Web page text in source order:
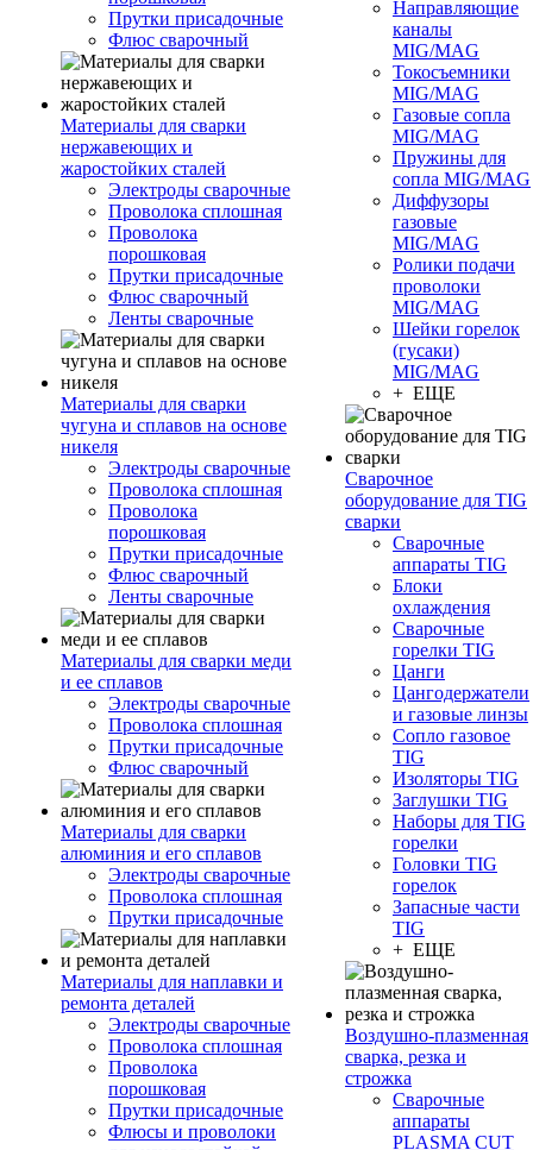
Прутки присадочные
Флюс сварочный
Материалы для сварки
нержавеющих и
жаростойких сталей
Электроды сварочные
Проволока сплошная
Проволока
порошковая
Прутки присадочные
Флюс сварочный
Ленты сварочные
Материалы для сварки
чугуна и сплавов на основе
никеля
Электроды сварочные
Проволока сплошная
Проволока
порошковая
Прутки присадочные
Флюс сварочный
Ленты сварочные
Материалы для сварки меди
и ее сплавов
Электроды сварочные
Проволока сплошная
Прутки присадочные
Флюс сварочный
Материалы для сварки
алюминия и его сплавов
Электроды сварочные
Проволока сплошная
Прутки присадочные
Материалы для наплавки и
ремонта деталей
Электроды сварочные
Проволока сплошная
Проволока
порошковая
Прутки присадочные
Флюсы и проволоки
Направляющие
каналы
MIG/MAG
Токосъемники
MIG/MAG
Газовые сопла
MIG/MAG
Пружины для
сопла MIG/MAG
Диффузоры
газовые
MIG/MAG
Ролики подачи
проволоки
MIG/MAG
Шейки горелок
(гусаки)
MIG/MAG
+ ЕЩЕ
Сварочное
оборудование для TIG
сварки
Сварочные
аппараты TIG
Блоки
охлаждения
Сварочные
горелки TIG
Цанги
Цангодержатели
и газовые линзы
Сопло газовое
TIG
Изоляторы TIG
Заглушки TIG
Наборы для TIG
горелки
Головки TIG
горелок
Запасные части
TIG
+ ЕЩЕ
Воздушно-плазменная
сварка, резка и
строжка
Сварочные
аппараты
PLASMA CUT